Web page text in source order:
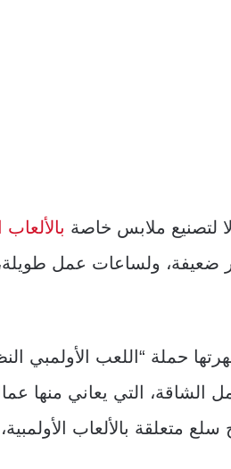
لتصنيع ملابس خاصة
ضعيفة، ولساعات عمل